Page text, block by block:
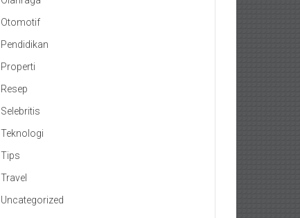
Otomotif
Pendidikan
Properti
Resep
Selebritis
Teknologi
Tips
Travel
Uncategorized